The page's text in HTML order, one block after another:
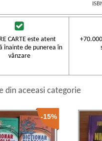
CARTE este atent
înainte de punerea în
vânzare
din aceeasi categorie
-15%